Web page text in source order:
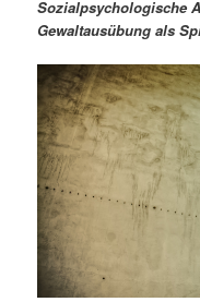
r
e
n
I
n
d
ä
r
e
n
n
a
a
t
i
o
n
Sozialpsychologische
Gewaltausübung als